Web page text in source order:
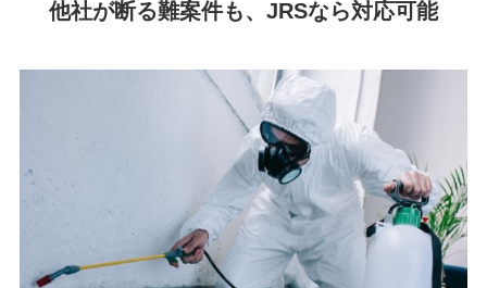
他社が断る難案件も、JRSなら対応可能